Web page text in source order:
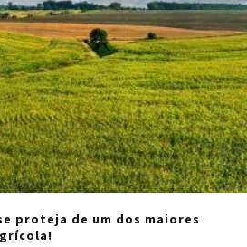
proteja de um dos maiores